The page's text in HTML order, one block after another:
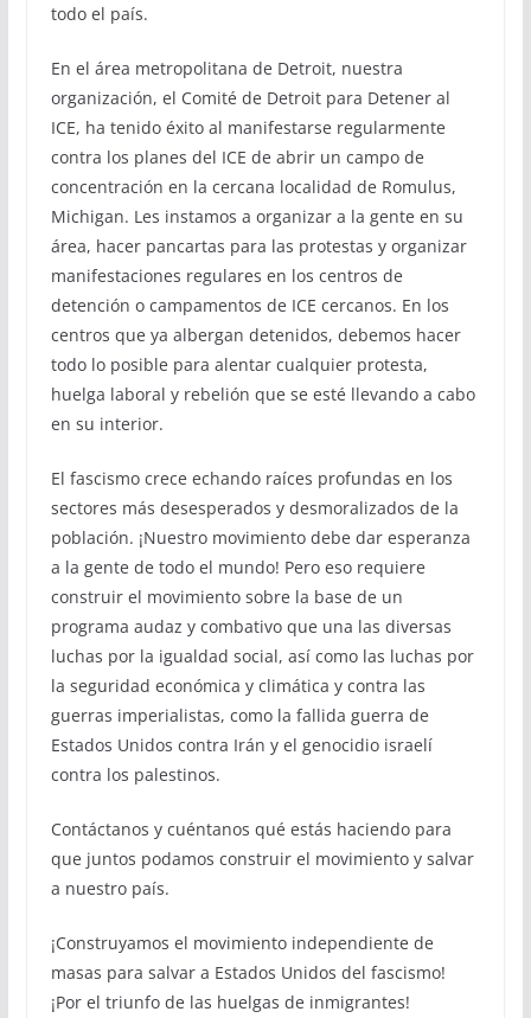
todo el país.
En el área metropolitana de Detroit, nuestra
organización, el Comité de Detroit para Detener al
ICE, ha tenido éxito al manifestarse regularmente
contra los planes del ICE de abrir un campo de
concentración en la cercana localidad de Romulus,
Michigan. Les instamos a organizar a la gente en su
área, hacer pancartas para las protestas y organizar
manifestaciones regulares en los centros de
detención o campamentos de ICE cercanos. En los
centros que ya albergan detenidos, debemos hacer
todo lo posible para alentar cualquier protesta,
huelga laboral y rebelión que se esté llevando a cabo
en su interior.
El fascismo crece echando raíces profundas en los
sectores más desesperados y desmoralizados de la
población. ¡Nuestro movimiento debe dar esperanza
a la gente de todo el mundo! Pero eso requiere
construir el movimiento sobre la base de un
programa audaz y combativo que una las diversas
luchas por la igualdad social, así como las luchas por
la seguridad económica y climática y contra las
guerras imperialistas, como la fallida guerra de
Estados Unidos contra Irán y el genocidio israelí
contra los palestinos.
Contáctanos y cuéntanos qué estás haciendo para
que juntos podamos construir el movimiento y salvar
a nuestro país.
¡Construyamos el movimiento independiente de
masas para salvar a Estados Unidos del fascismo!
¡Por el triunfo de las huelgas de inmigrantes!